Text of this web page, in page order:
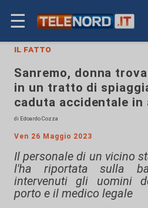
☰
il fatto
Sanremo, donna
in un tratto di
caduta accidentale in
di Edoardo Cozza
Ven 26 Maggio 2023
Il personale di un vicino
l'ha riportata sulla
intervenuti gli uomini
porto e il medico legale